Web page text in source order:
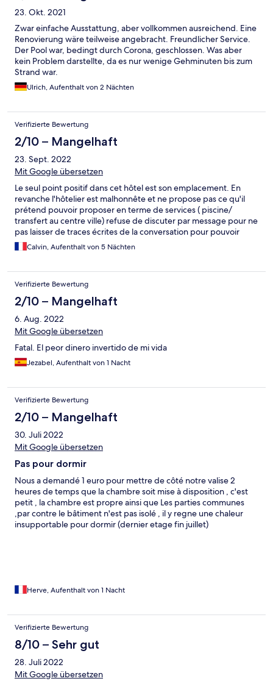
23. Okt. 2021
Zwar einfache Ausstattung, aber vollkommen ausreichend. Eine
Renovierung wäre teilweise angebracht. Freundlicher Service.
Der Pool war, bedingt durch Corona, geschlossen. Was aber
kein Problem darstellte, da es nur wenige Gehminuten bis zum
Strand war.
Ulrich, Aufenthalt von 2 Nächten
Verifizierte Bewertung
2/10 – Mangelhaft
23. Sept. 2022
Mit Google übersetzen
Le seul point positif dans cet hôtel est son emplacement. En
revanche l'hôtelier est malhonnête et ne propose pas ce qu'il
prétend pouvoir proposer en terme de services ( piscine/
transfert au centre ville) refuse de discuter par message pour ne
pas laisser de traces écrites de la conversation pour pouvoir
mentir et la plateforme est clairement de son côté
Calvin, Aufenthalt von 5 Nächten
Verifizierte Bewertung
2/10 – Mangelhaft
6. Aug. 2022
Mit Google übersetzen
Fatal. El peor dinero invertido de mi vida
Jezabel, Aufenthalt von 1 Nacht
Verifizierte Bewertung
2/10 – Mangelhaft
30. Juli 2022
Mit Google übersetzen
Pas pour dormir
Nous a demandé 1 euro pour mettre de côté notre valise 2
heures de temps que la chambre soit mise à disposition , c'est
petit , la chambre est propre ainsi que Les parties communes
,par contre le bâtiment n'est pas isolé , il y regne une chaleur
insupportable pour dormir (dernier etage fin juillet)
Herve, Aufenthalt von 1 Nacht
Verifizierte Bewertung
8/10 – Sehr gut
28. Juli 2022
Mit Google übersetzen